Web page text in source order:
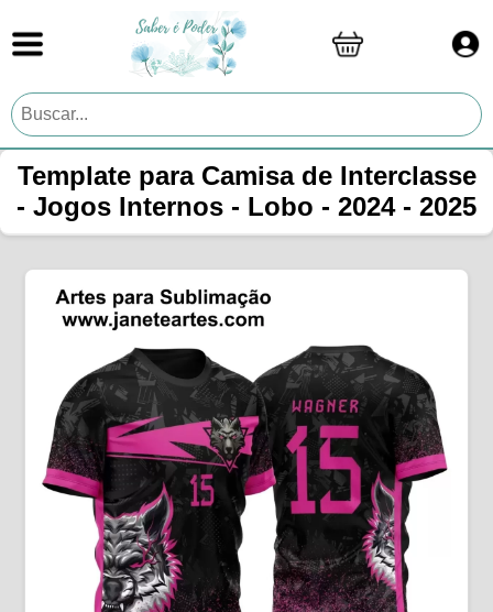
Template para Camisa de Interclasse
- Jogos Internos - Lobo - 2024 - 2025